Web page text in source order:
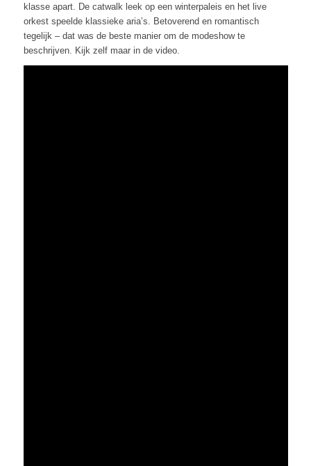
klasse apart. De catwalk leek op een winterpaleis en het live
orkest speelde klassieke aria’s. Betoverend en romantisch
tegelijk – dat was de beste manier om de modeshow te
beschrijven. Kijk zelf maar in de video.